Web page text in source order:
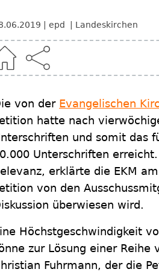
epd Landeskirchen
von der Evangelischen
hatte nach
und somit das
Unterschriften
erklärte die EKM
von den
überwiesen wird.
Höchstgeschwindigkeit
zur Lösung einer
Fuhrmann, der die